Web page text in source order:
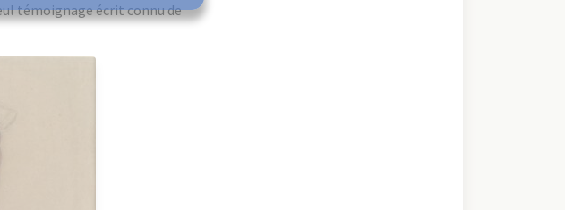
témoignage écrit connu de